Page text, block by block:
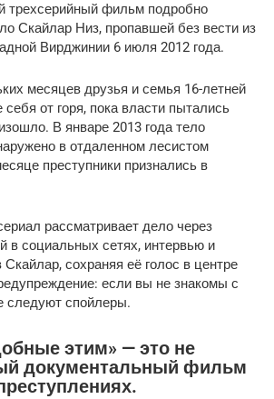
трехсерийный фильм подробно
Скайлар Низ, пропавшей без вести из
Вирджинии 6 июля 2012 года.
месяцев друзья и семья 16-летней
от горя, пока власти пытались
В январе 2013 года тело
в отдаленном лесистом
преступники признались в
рассматривает дело через
в социальных сетях, интервью и
сохраняя её голос в центре
если вы не знакомы с
следуют спойлеры.
этим» — это не
документальный фильм